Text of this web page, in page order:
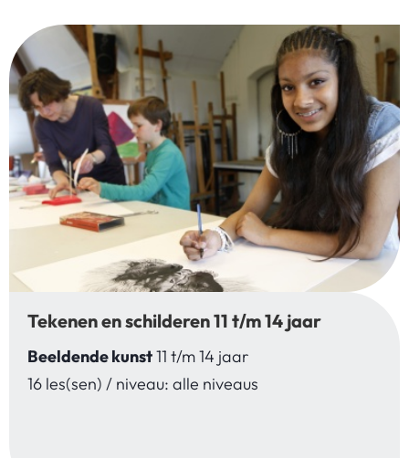
Tekenen en schilderen 11 t/m 14 jaar
Beeldende kunst11 t/m 14 jaar
16 les(sen) / niveau: alle niveaus